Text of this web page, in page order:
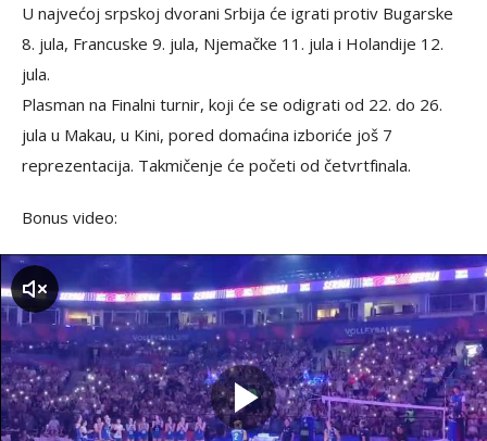
U najvećoj srpskoj dvorani Srbija će igrati protiv Bugarske
8. jula, Francuske 9. jula, Njemačke 11. jula i Holandije 12.
jula.
Plasman na Finalni turnir, koji će se odigrati od 22. do 26.
jula u Makau, u Kini, pored domaćina izboriće još 7
reprezentacija. Takmičenje će početi od četvrtfinala.
Bonus video: